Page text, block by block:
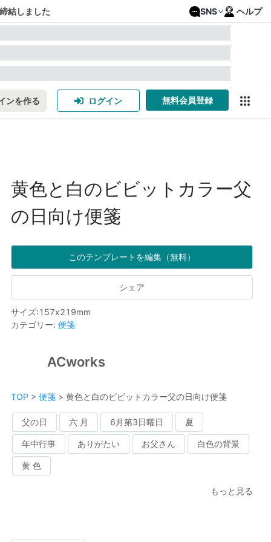
結しました SNS ヘルプ
ンを作る ログイン 無料会員登録
黄色と白のビビットカラー父
の日向け便箋
このテンプレートを編集（無料）
シェア
サイズ:157x219mm
カテゴリー: 便箋
ACworks
TOP > 便箋 > 黄色と白のビビットカラー父の日向け便箋
父の日 六 月 6月第3日曜日 夏
年中行事 ありがたい お父さん 白色の背景
黄 色
もっと見る